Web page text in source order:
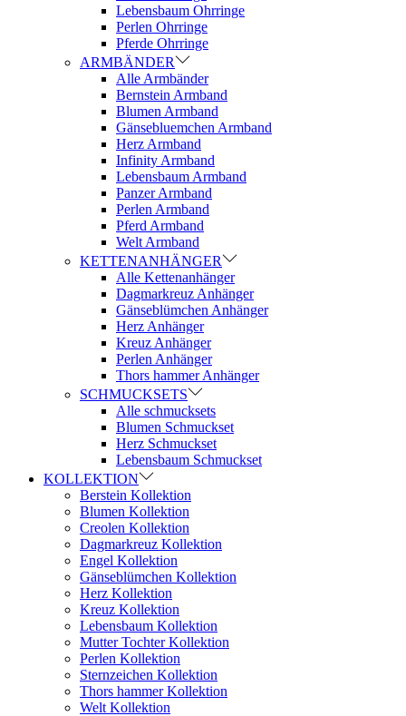
Lebensbaum Ohrringe
Perlen Ohrringe
Pferde Ohrringe
ARMBÄNDER
Alle Armbänder
Bernstein Armband
Blumen Armband
Gänsebluemchen Armband
Herz Armband
Infinity Armband
Lebensbaum Armband
Panzer Armband
Perlen Armband
Pferd Armband
Welt Armband
KETTENANHÄNGER
Alle Kettenanhänger
Dagmarkreuz Anhänger
Gänseblümchen Anhänger
Herz Anhänger
Kreuz Anhänger
Perlen Anhänger
Thors hammer Anhänger
SCHMUCKSETS
Alle schmucksets
Blumen Schmuckset
Herz Schmuckset
Lebensbaum Schmuckset
KOLLEKTION
Berstein Kollektion
Blumen Kollektion
Creolen Kollektion
Dagmarkreuz Kollektion
Engel Kollektion
Gänseblümchen Kollektion
Herz Kollektion
Kreuz Kollektion
Lebensbaum Kollektion
Mutter Tochter Kollektion
Perlen Kollektion
Sternzeichen Kollektion
Thors hammer Kollektion
Welt Kollektion